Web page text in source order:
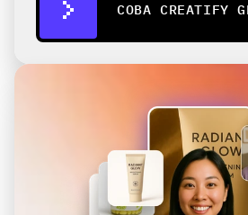
COBA CREATIFY